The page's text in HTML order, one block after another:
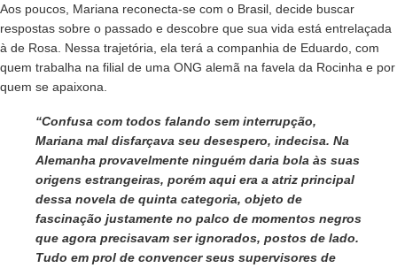
Aos poucos, Mariana reconecta-se com o Brasil, decide buscar
respostas sobre o passado e descobre que sua vida está entrelaçada
à de Rosa. Nessa trajetória, ela terá a companhia de Eduardo, com
quem trabalha na filial de uma ONG alemã na favela da Rocinha e por
quem se apaixona.
“Confusa com todos falando sem interrupção,
Mariana mal disfarçava seu desespero, indecisa. Na
Alemanha provavelmente ninguém daria bola às suas
origens estrangeiras, porém aqui era a atriz principal
dessa novela de quinta categoria, objeto de
fascinação justamente no palco de momentos negros
que agora precisavam ser ignorados, postos de lado.
Tudo em prol de convencer seus supervisores de